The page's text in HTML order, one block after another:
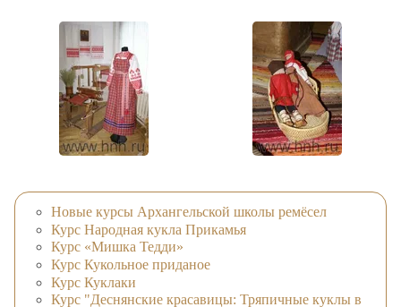
Новые курсы Архангельской школы ремёсел
Курс Народная кукла Прикамья
Курс «Мишка Тедди»
Курс Кукольное приданое
Курс Куклаки
Курс "Деснянские красавицы: Тряпичные куклы в